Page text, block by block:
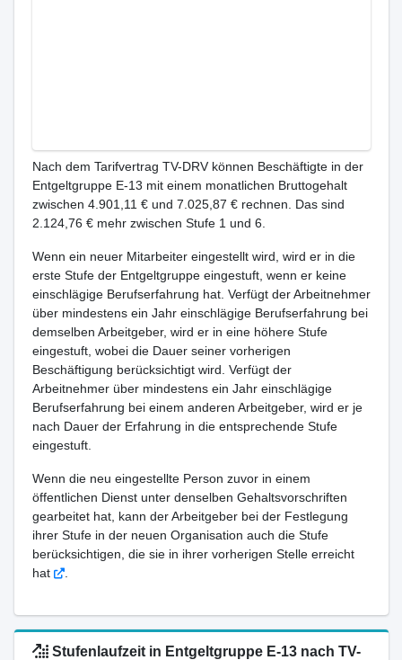
Nach dem Tarifvertrag TV-DRV können Beschäftigte in der
Entgeltgruppe E-13 mit einem monatlichen Bruttogehalt
zwischen 4.901,11 € und 7.025,87 € rechnen. Das sind
2.124,76 € mehr zwischen Stufe 1 und 6.
Wenn ein neuer Mitarbeiter eingestellt wird, wird er in die
erste Stufe der Entgeltgruppe eingestuft, wenn er keine
einschlägige Berufserfahrung hat. Verfügt der Arbeitnehmer
über mindestens ein Jahr einschlägige Berufserfahrung bei
demselben Arbeitgeber, wird er in eine höhere Stufe
eingestuft, wobei die Dauer seiner vorherigen
Beschäftigung berücksichtigt wird. Verfügt der
Arbeitnehmer über mindestens ein Jahr einschlägige
Berufserfahrung bei einem anderen Arbeitgeber, wird er je
nach Dauer der Erfahrung in die entsprechende Stufe
eingestuft.
Wenn die neu eingestellte Person zuvor in einem
öffentlichen Dienst unter denselben Gehaltsvorschriften
gearbeitet hat, kann der Arbeitgeber bei der Festlegung
ihrer Stufe in der neuen Organisation auch die Stufe
berücksichtigen, die sie in ihrer vorherigen Stelle erreicht
hat
.
Stufenlaufzeit in Entgeltgruppe E-13 nach TV-